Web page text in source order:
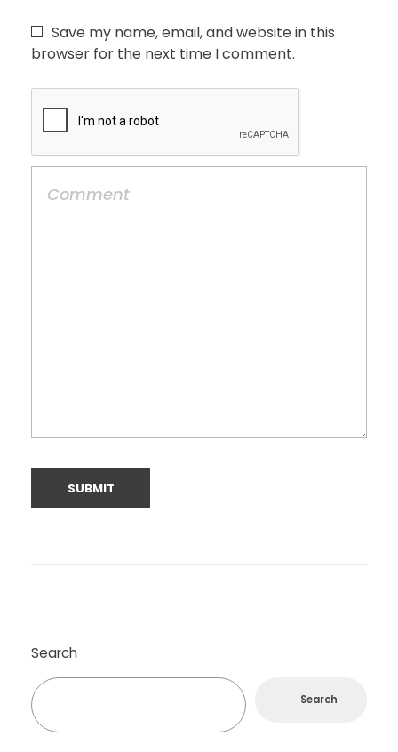
Save my name, email, and website in this
browser for the next time I comment.
Search
Search